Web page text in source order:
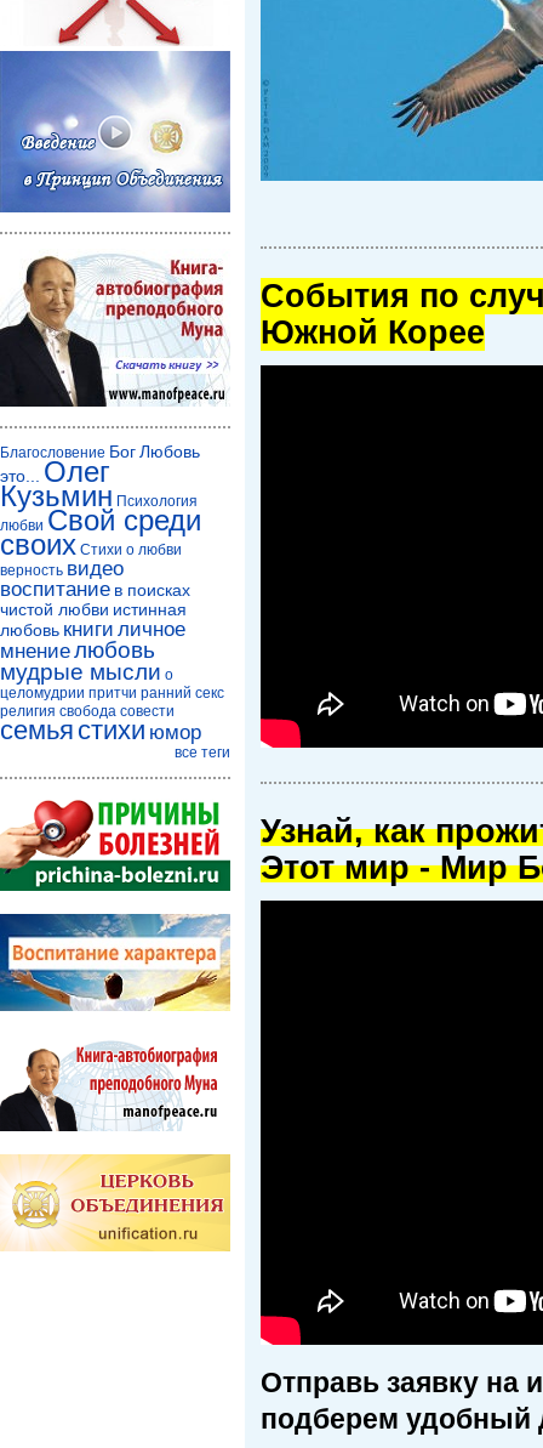
Cобытия по
Южной Корее
Узнай, как
Этот мир - Мир
Отправь заявку на
подберем удобный
Благословение БогЛюбовь
это...
Олег
Кузьмин Психология
любви Свой среди
своих Стихи о любви
верность видео
воспитание в поисках
чистой любви истинная
любовь книги личное
мнениелюбовь
мудрые мысли о
целомудрии притчи ранний секс
религия свобода совести
семья стихи юмор
все теги